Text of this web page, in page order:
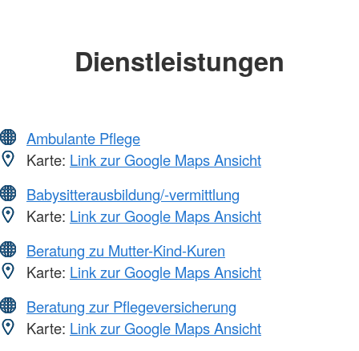
Dienstleistungen
Ambulante Pflege
Karte: Link zur Google Maps Ansicht
Babysitterausbildung/-vermittlung
Karte: Link zur Google Maps Ansicht
Beratung zu Mutter-Kind-Kuren
Karte: Link zur Google Maps Ansicht
Beratung zur Pflegeversicherung
Karte: Link zur Google Maps Ansicht